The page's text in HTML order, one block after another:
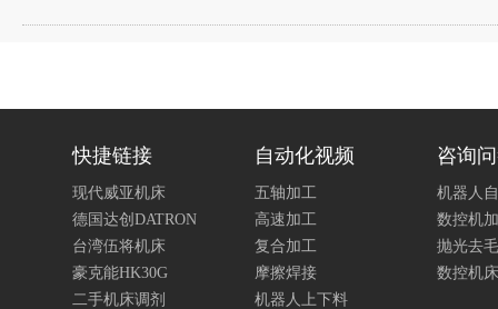
快捷链接
现代威亚机床
德国达创DATRON
台湾伍将机床
豪克能HK30G
二手机床调剂
自动化视频
五轴加工
高速加工
复合加工
摩擦焊接
机器人上下料
咨询
机器人
数控机
抛光去
数控机